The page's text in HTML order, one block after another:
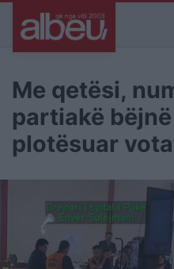
Me qetësi,
partiakë bëjnë
plotësuar